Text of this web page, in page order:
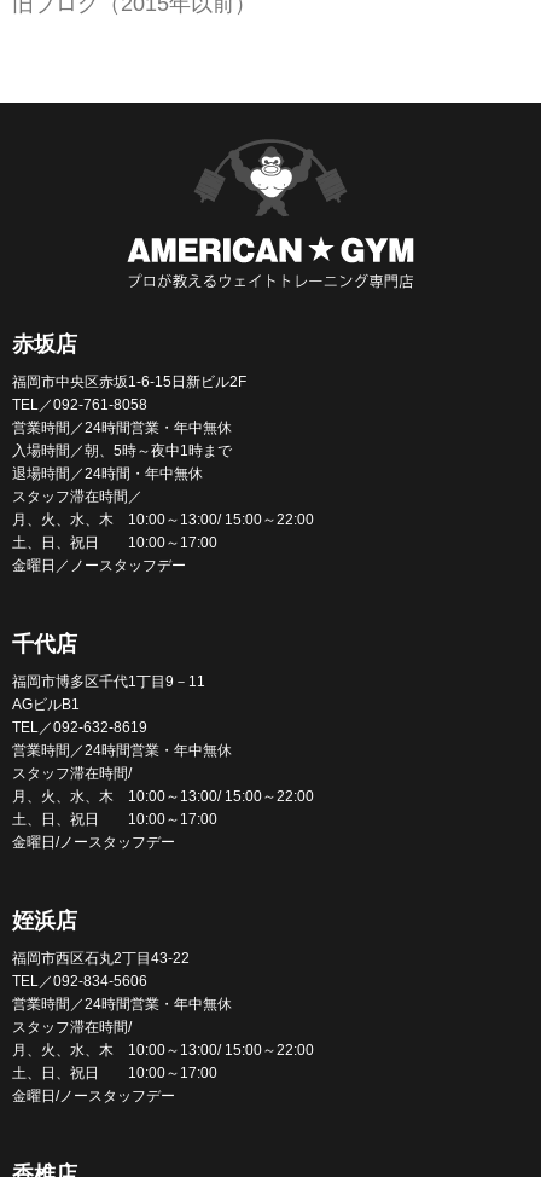
赤坂店
福岡市中央区赤坂1-6-15日新ビル2F
TEL／092-761-8058
営業時間／24時間営業・年中無休
入場時間／朝、5時～夜中1時まで
退場時間／24時間・年中無休
スタッフ滞在時間／
月、火、水、木 10:00～13:00/ 15:00～22:00
土、日、祝日 10:00～17:00
金曜日／ノースタッフデー
千代店
福岡市博多区千代1丁目9－11
AGビルB1
TEL／092-632-8619
営業時間／24時間営業・年中無休
スタッフ滞在時間/
月、火、水、木 10:00～13:00/ 15:00～22:00
土、日、祝日 10:00～17:00
金曜日/ノースタッフデー
姪浜店
福岡市西区石丸2丁目43-22
TEL／092-834-5606
営業時間／24時間営業・年中無休
スタッフ滞在時間/
月、火、水、木 10:00～13:00/ 15:00～22:00
土、日、祝日 10:00～17:00
金曜日/ノースタッフデー